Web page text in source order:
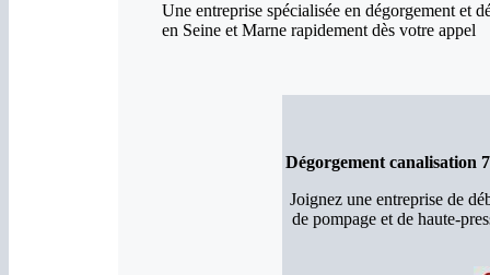
Une entreprise spécialisée en dégorgement et
en Seine et Marne rapidement dès votre appel
Dégorgement canalisation
Joignez une entreprise de
de pompage et de haute-